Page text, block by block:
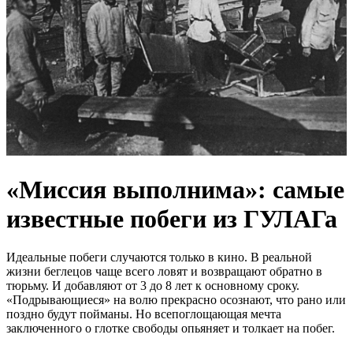
«Миссия выполнима»: самые
известные побеги из ГУЛАГа
Идеальные побеги случаются только в кино. В реальной
жизни беглецов чаще всего ловят и возвращают обратно в
тюрьму. И добавляют от 3 до 8 лет к основному сроку.
«Подрывающиеся» на волю прекрасно осознают, что рано или
поздно будут пойманы. Но всепоглощающая мечта
заключенного о глотке свободы опьяняет и толкает на побег.